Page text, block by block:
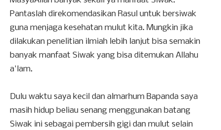
Pantaslah direkomendasikan Rasul untuk bersiwak
guna menjaga kesehatan mulut kita. Mungkin jika
dilakukan penelitian ilmiah lebih lanjut bisa semakin
banyak manfaat Siwak yang bisa ditemukan Allahu
a'lam.
Dulu waktu saya kecil dan almarhum Bapanda saya
masih hidup beliau senang menggunakan batang
Siwak ini sebagai pembersih gigi dan mulut selain